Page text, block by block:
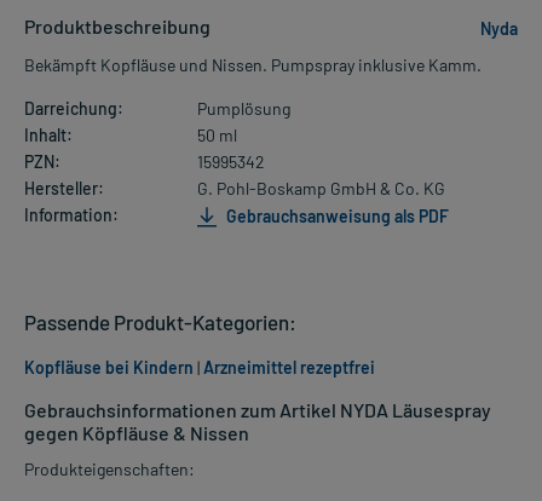
Produktbeschreibung
Nyda
Bekämpft Kopfläuse und Nissen. Pumpspray inklusive Kamm.
Darreichung:
Pumplösung
Inhalt:
50 ml
PZN:
15995342
Hersteller:
G. Pohl-Boskamp GmbH & Co. KG
Information:
Gebrauchsanweisung als PDF
Gebrauchsinformationen zum Artikel NYDA Läusespray
gegen Köpfläuse & Nissen
Produkteigenschaften:
Passende Produkt-Kategorien:
Kopfläuse bei Kindern |Arzneimittel rezeptfrei